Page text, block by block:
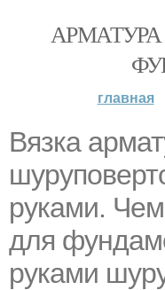
главная
Вязка
руками.
для
руками